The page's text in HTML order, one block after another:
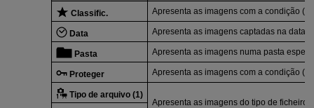
Classific. Apresenta as imagens com a condição
Data Apresenta as imagens captadas na data
Pasta Apresenta as imagens numa pasta
Proteger Apresenta as imagens com a condição
Tipo de arquivo (1)
Apresenta as imagens do tipo de ficheiro